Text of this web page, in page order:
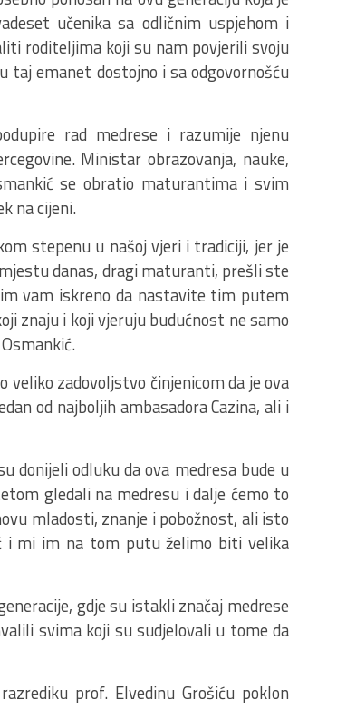
učenika sa odličnim uspjehom i
roditeljima koji su nam povjerili svoju
taj emanet dostojno i sa odgovornošću
rad medrese i razumije njenu
Ministar obrazovanja, nauke,
se obratio maturantima i svim
na cijeni.
stepenu u našoj vjeri i tradiciji, jer je
danas, dragi maturanti, prešli ste
vam iskreno da nastavite tim putem
znaju i koji vjeruju budućnost ne samo
veliko zadovoljstvo činjenicom da je ova
od najboljih ambasadora Cazina, ali i
donijeli odluku da ova medresa bude u
gledali na medresu i dalje ćemo to
mladosti, znanje i pobožnost, ali isto
mi im na tom putu želimo biti velika
gdje su istakli značaj medrese
svima koji su sudjelovali u tome da
prof. Elvedinu Grošiću poklon